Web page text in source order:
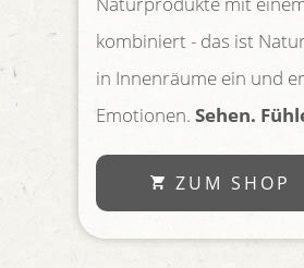
kombiniert - das ist
in Innenräume ein und
Emotionen. Sehen.
ZUM SHOP